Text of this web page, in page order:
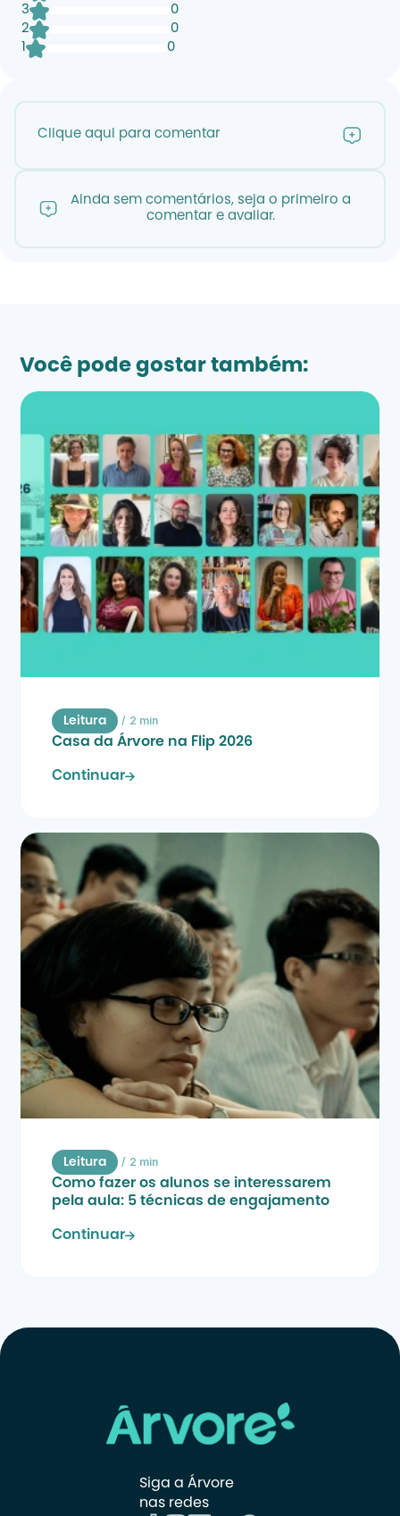
3
0
2
0
1
0
Clique aqui para comentar
Ainda sem comentários, seja o primeiro a
comentar e avaliar.
Você pode gostar também:
Leitura / 2 min
Casa da Árvore na Flip 2026
Continuar
Leitura / 2 min
Como fazer os alunos se interessarem
pela aula: 5 técnicas de engajamento
Continuar
Siga a Árvore
nas redes